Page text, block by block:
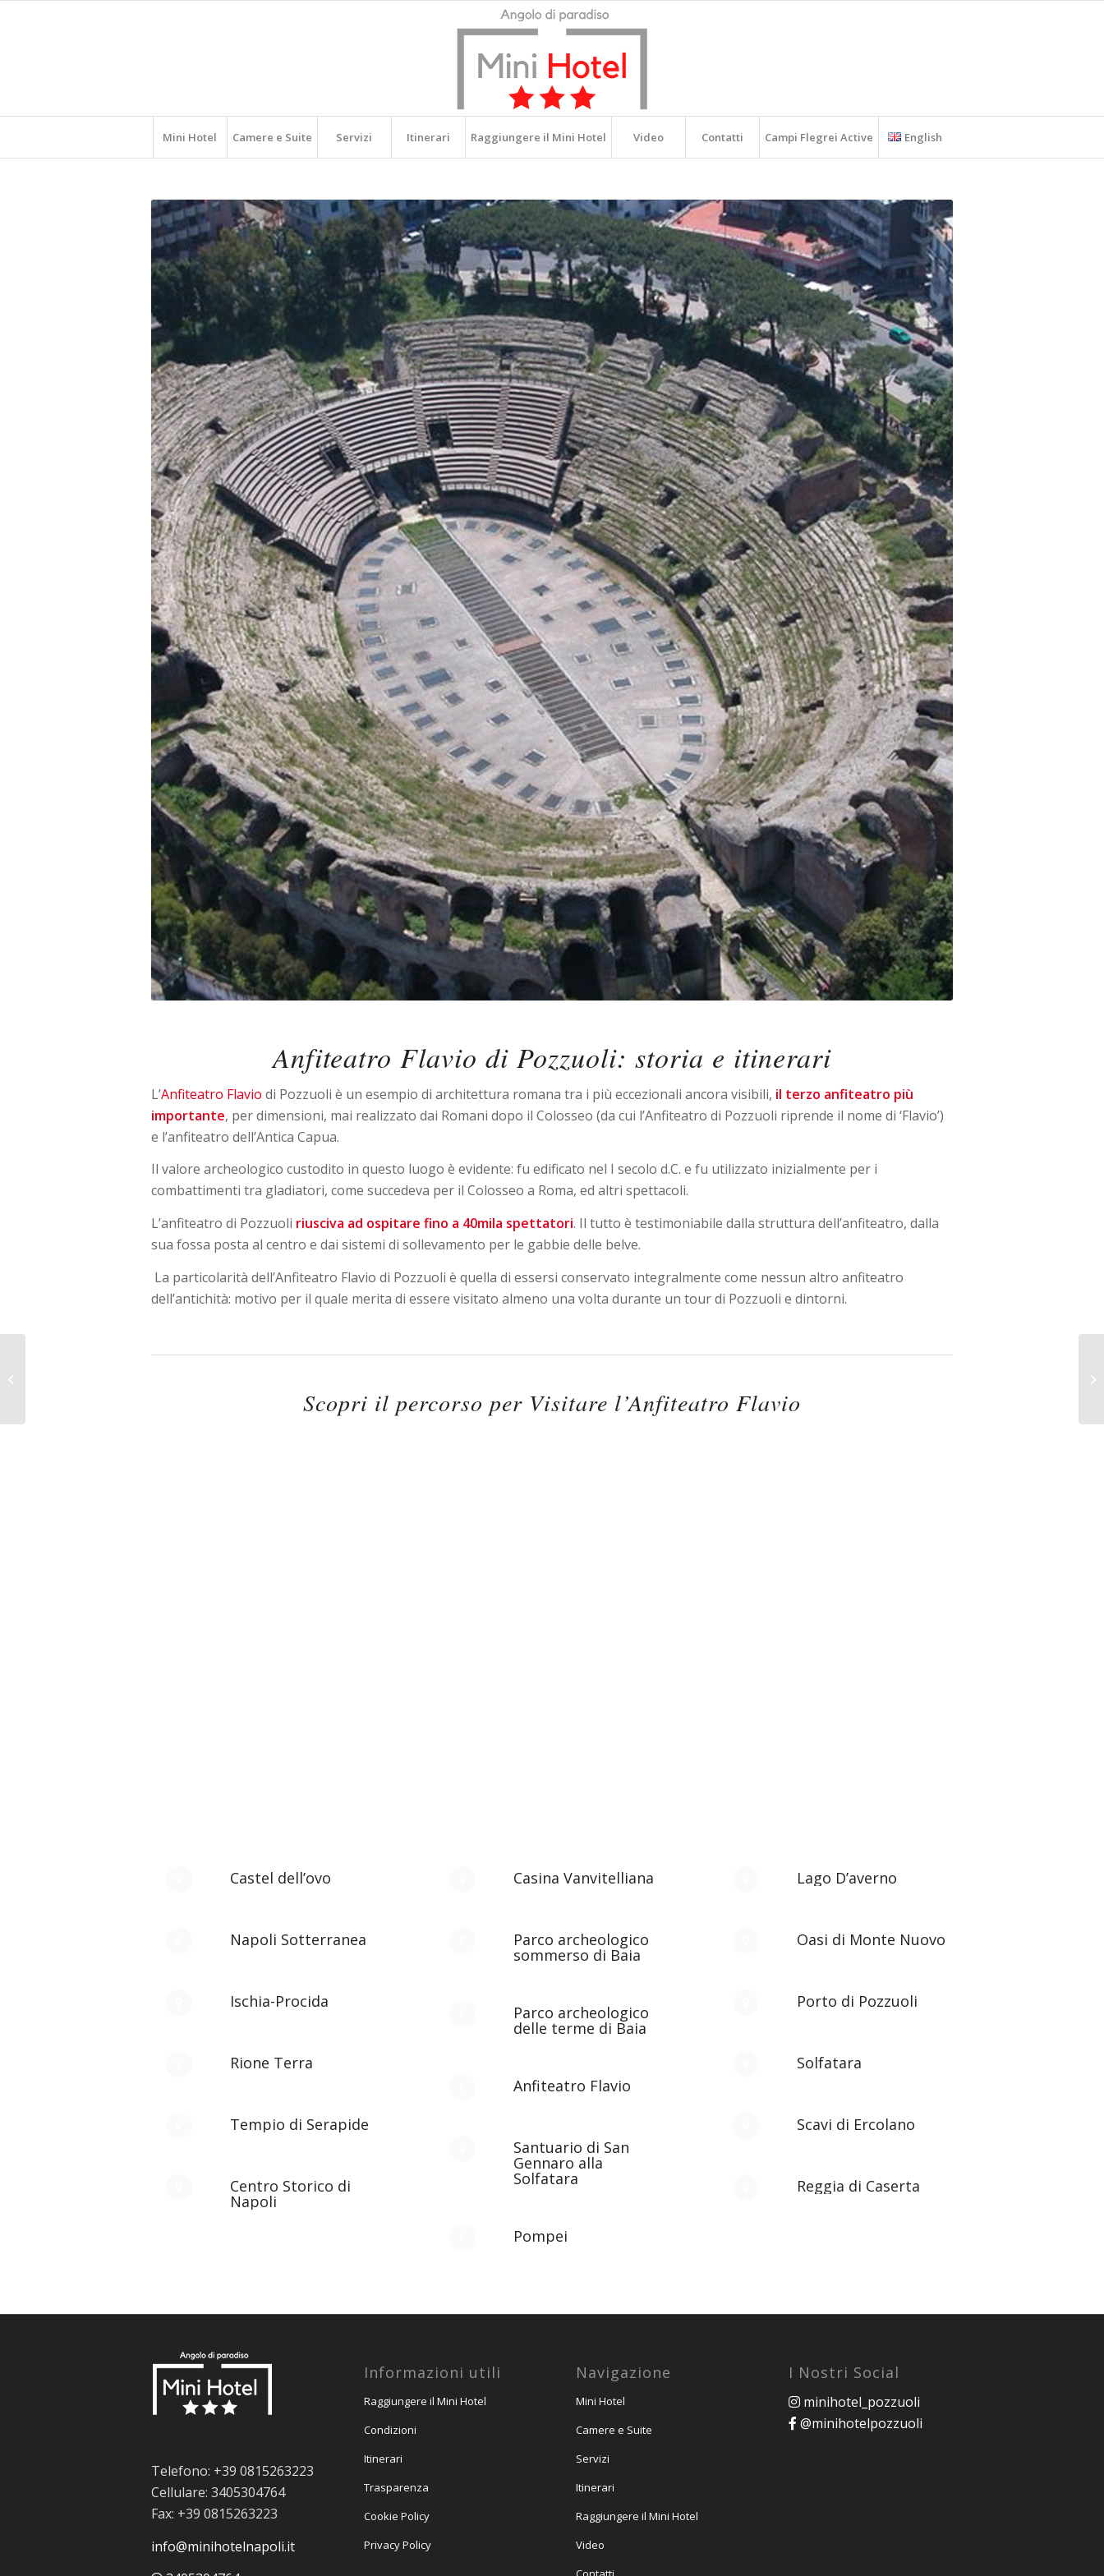
Mini Hotel Camere e Suite Servizi Itinerari Raggiungere il Mini Hotel Video Contatti Campi Flegrei Active English
Anfiteatro Flavio di Pozzuoli: storia e itinerari
L’Anfiteatro Flavio di Pozzuoli è un esempio di architettura romana tra i più eccezionali ancora visibili, il terzo anfiteatro più
importante, per dimensioni, mai realizzato dai Romani dopo il Colosseo (da cui l’Anfiteatro di Pozzuoli riprende il nome di ‘Flavio’)
e l’anfiteatro dell’Antica Capua.
Il valore archeologico custodito in questo luogo è evidente: fu edificato nel I secolo d.C. e fu utilizzato inizialmente per i
combattimenti tra gladiatori, come succedeva per il Colosseo a Roma, ed altri spettacoli.
L’anfiteatro di Pozzuoli riusciva ad ospitare fino a 40mila spettatori. Il tutto è testimoniabile dalla struttura dell’anfiteatro, dalla
sua fossa posta al centro e dai sistemi di sollevamento per le gabbie delle belve.
La particolarità dell’Anfiteatro Flavio di Pozzuoli è quella di essersi conservato integralmente come nessun altro anfiteatro
dell’antichità: motivo per il quale merita di essere visitato almeno una volta durante un tour di Pozzuoli e dintorni.
Scopri il percorso per Visitare l’Anfiteatro Flavio
Castel dell’ovo
Napoli Sotterranea
Ischia-Procida
Rione Terra
Tempio di Serapide
Centro Storico di
Napoli
Casina Vanvitelliana
Parco archeologico
sommerso di Baia
Parco archeologico
delle terme di Baia
Anfiteatro Flavio
Santuario di San
Gennaro alla
Solfatara
Pompei
Lago D’averno
Oasi di Monte Nuovo
Porto di Pozzuoli
Solfatara
Scavi di Ercolano
Reggia di Caserta
Telefono: +39 0815263223
Cellulare: 3405304764
Fax: +39 0815263223
info@minihotelnapoli.it
Informazioni utili
Raggiungere il Mini Hotel
Condizioni
Itinerari
Trasparenza
Cookie Policy
Privacy Policy
Navigazione
Mini Hotel
Camere e Suite
Servizi
Itinerari
Raggiungere il Mini Hotel
Video
I Nostri Social
minihotel_pozzuoli
@minihotelpozzuoli